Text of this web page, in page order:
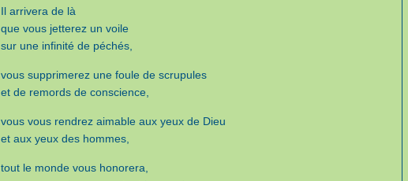
Il arrivera de là
que vous jetterez un voile
sur une infinité de péchés,
vous supprimerez une foule de scrupules
et de remords de conscience,
vous vous rendrez aimable aux yeux de Dieu
et aux yeux des hommes,
tout le monde vous honorera,